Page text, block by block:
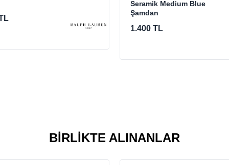
Seramik Medium Blue
Şamdan
1.400 TL
BIRLIKTE ALINANLAR